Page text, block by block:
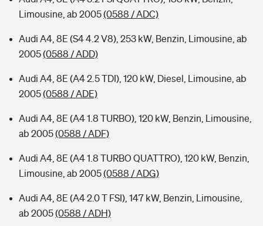
Limousine, ab 2005(0588 / ADC)
Audi A4, 8E (S4 4.2 V8), 253 kW, Benzin, Limousine, ab
2005(0588 / ADD)
Audi A4, 8E (A4 2.5 TDI), 120 kW, Diesel, Limousine, ab
2005(0588 / ADE)
Audi A4, 8E (A4 1.8 TURBO), 120 kW, Benzin, Limousine,
ab 2005(0588 / ADF)
Audi A4, 8E (A4 1.8 TURBO QUATTRO), 120 kW, Benzin,
Limousine, ab 2005(0588 / ADG)
Audi A4, 8E (A4 2.0 T FSI), 147 kW, Benzin, Limousine,
ab 2005(0588 / ADH)